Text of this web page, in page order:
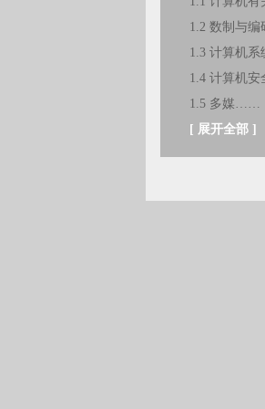
1.2 数制与编
1.3 计算机系
1.4 计算机安
1.5 多媒……
[ 展开全部 ]